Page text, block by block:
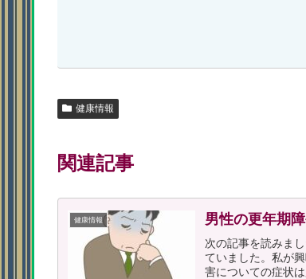
健康情報
関連記事
健康情報 男性の更年期
次の記事を読みま
ていました。私が
害についての症状